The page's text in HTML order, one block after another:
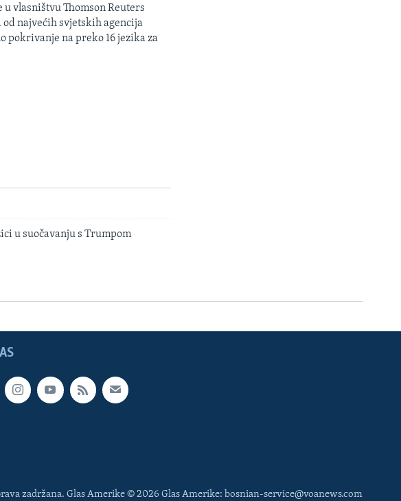
u vlasništvu Thomson Reuters
od najvećih svjetskih agencija
pokrivanje na preko 16 jezika za
u suočavanju s Trumpom
zadržana. Glas Amerike © 2026 Glas Amerike: bosnian-service@voanews.com